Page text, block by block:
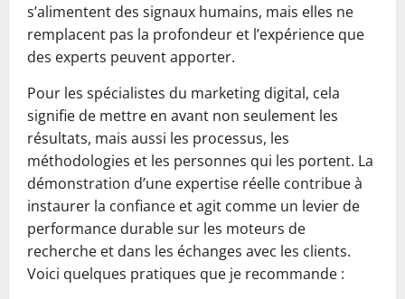
s’alimentent des signaux humains, mais elles ne
remplacent pas la profondeur et l’expérience que
des experts peuvent apporter.
Pour les spécialistes du marketing digital, cela
signifie de mettre en avant non seulement les
résultats, mais aussi les processus, les
méthodologies et les personnes qui les portent. La
démonstration d’une expertise réelle contribue à
instaurer la confiance et agit comme un levier de
performance durable sur les moteurs de
recherche et dans les échanges avec les clients.
Voici quelques pratiques que je recommande :